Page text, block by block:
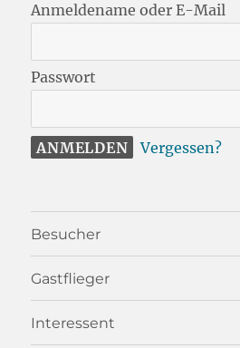
Anmeldename oder E-Mail
Passwort
Vergessen?
Besucher
Gastflieger
Interessent